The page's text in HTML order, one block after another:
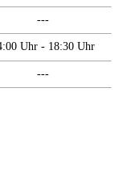
---
Uhr - 18:30 Uhr
---